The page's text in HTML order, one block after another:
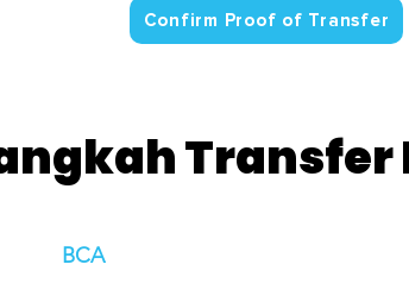
Confirm Proof of Transfer
Transfer
BCA